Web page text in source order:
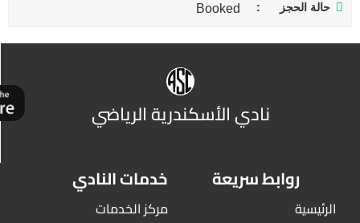
حالة الحجز Booked
نادي الأسكندرية الرياضي
روابط سريعة
الرئيسية
خدمات النادي
مركز الخدمات